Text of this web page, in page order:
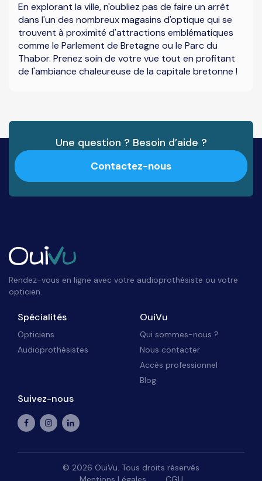
En explorant la ville, n'oubliez pas de faire un arrêt
dans l'un des nombreux magasins d'optique qui se
trouvent à proximité d'attractions emblématiques
comme le Parlement de Bretagne ou le Parc du
Thabor. Prenez soin de votre vue tout en profitant
de l'ambiance chaleureuse de la capitale bretonne !
Une question ? Besoin d’aide ?
Contactez-nous
Rendez-vous en ligne avec votre audioprothésiste ou votre
opticien.
Spécialités
Opticiens
Audioprothésistes
OuiVu
Qui sommes-nous ?
Nous contacter
Accès professionnel
Blog
Suivez-nous
© 2026 OuiVu. Tous droits réservés